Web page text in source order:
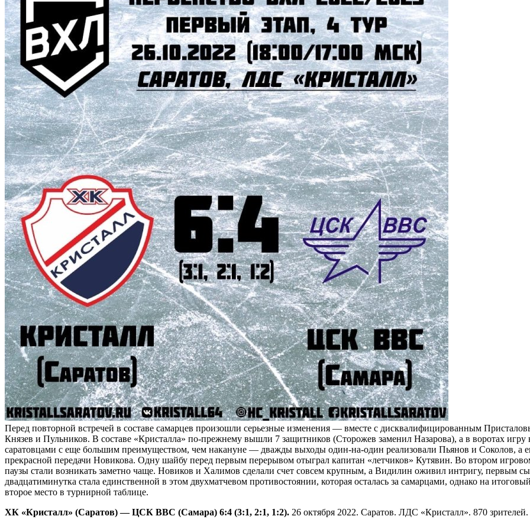
Перед повторной встречей в составе самарцев произошли серьезные изменения — вместе с дисквалифицированным
Князев и Пульников. В составе «Кристалла» по-прежнему вышли 7 защитников (Сторожев заменил Назарова), а в воротах игру
саратовцами с еще большим преимуществом, чем накануне — дважды выходы один-на-один реализовали Пьянов и Соколов, а
прекрасной передачи Новикова. Одну шайбу перед первым перерывом отыграл капитан «летчиков» Кутявин. Во втором
паузы стали возникать заметно чаще. Новиков и Халимов сделали счет совсем крупным, а Видилин оживил интригу, первым
двадцатиминутка стала единственной в этом двухматчевом противостоянии, которая осталась за самарцами, однако на
второе место в турнирной таблице.
ХК «Кристалл» (Саратов) — ЦСК ВВС (Самара) 6:4 (3:1, 2:1, 1:2). 26 октября 2022. Саратов. ЛДС «Кристалл». 870